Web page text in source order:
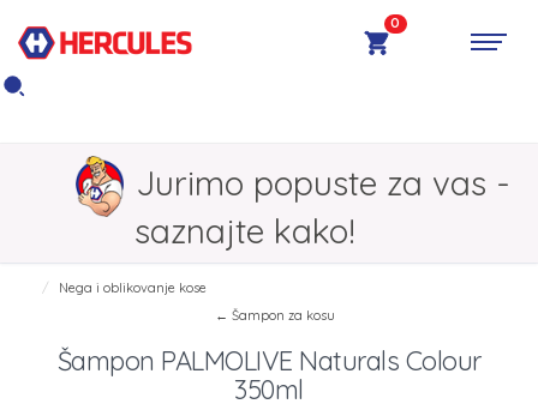
0
Jurimo popuste za vas -
saznajte kako!
Nega i oblikovanje kose
← Šampon za kosu
Šampon PALMOLIVE Naturals Colour
350ml